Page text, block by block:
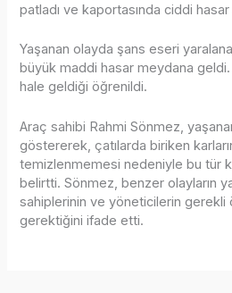
patladı ve kaportasında ciddi
Yaşanan olayda şans eseri
büyük maddi hasar meydana geldi.
hale geldiği öğrenildi.
Araç sahibi Rahmi Sönmez,
göstererek, çatılarda biriken
temizlenmemesi nedeniyle bu tür
belirtti. Sönmez, benzer olayların
sahiplerinin ve yöneticilerin gerekli
gerektiğini ifade etti.